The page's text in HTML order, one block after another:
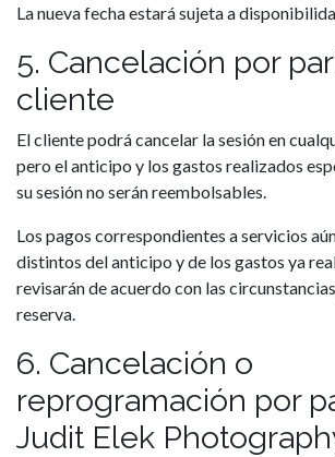
La nueva fecha estará sujeta a
5. Cancelación por
cliente
El cliente podrá cancelar la sesión en
pero el anticipo y los gastos realizados
su sesión no serán reembolsables.
Los pagos correspondientes a servicios
distintos del anticipo y de los gastos ya
revisarán de acuerdo con las
reserva.
6. Cancelación o
reprogramación por
Judit Elek